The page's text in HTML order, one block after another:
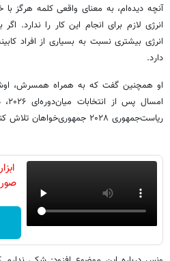
آنچه دیده‌ام، به معنای واقعی کلمه هرگز
انرژی لازم برای انجام این کار را ندارد.
دارد.
او همچنین گفت که به همراه همسرش، اوشا
ریاست‌جمهوری ۲۰۲۸ جمهوری‌خواهان تلاش کند یا خیر، بحث خواهند کرد.